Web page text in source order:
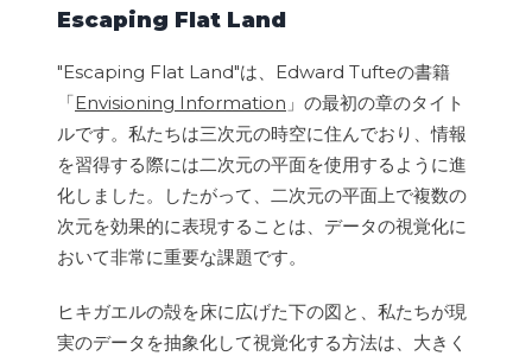
Escaping Flat Land
"Escaping Flat Land"は、Edward Tufteの書籍
「Envisioning Information 」の最初の章のタイト
ルです。私たちは三次元の時空に住んでおり、情報
を習得する際には二次元の平面を使用するように進
化しました。したがって、二次元の平面上で複数の
次元を効果的に表現することは、データの視覚化に
おいて非常に重要な課題です。
ヒキガエルの殻を床に広げた下の図と、私たちが現
実のデータを抽象化して視覚化する方法は、大きく